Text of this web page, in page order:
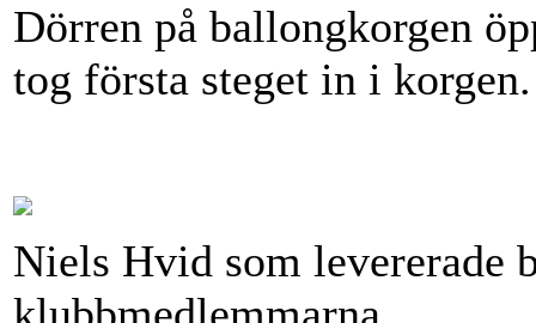
Dörren på ballongkorgen
tog första steget in i
Niels Hvid som levererade